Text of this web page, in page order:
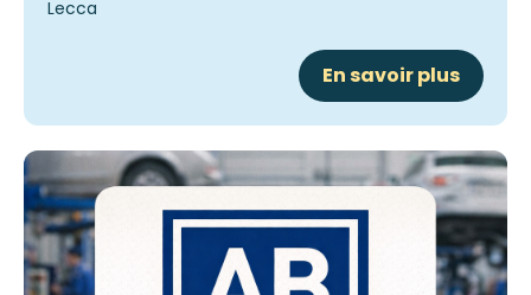
En savoir plus